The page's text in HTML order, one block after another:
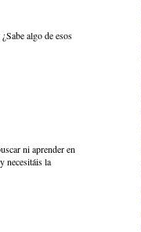
algo de esos
ni aprender en
necesitáis la